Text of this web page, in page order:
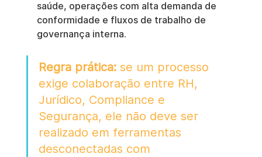
saúde, operações com alta demanda de
conformidade e fluxos de trabalho de
governança interna.
Regra prática: se um processo
exige colaboração entre RH,
Jurídico, Compliance e
Segurança, ele não deve ser
realizado em ferramentas
desconectadas com